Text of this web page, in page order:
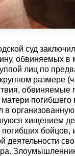
суд
обвиняемых в
лиц по
размере
обвиняемые
в
хищением
погибших бойцов,
деятельности